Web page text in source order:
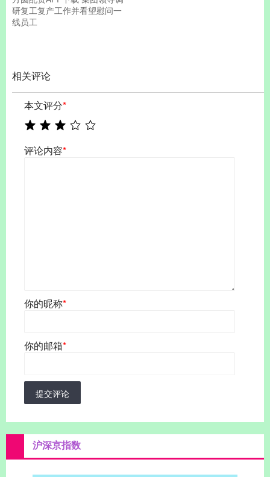
研复工复产工作并看望慰问一
线员工
相关评论
本文评分*
评论内容*
你的昵称*
你的邮箱*
提交评论
沪深京指数